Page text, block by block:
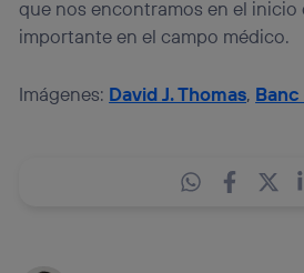
que nos encontramos en el inicio
importante en el campo médico.
Imágenes: David J. Thomas, Banc